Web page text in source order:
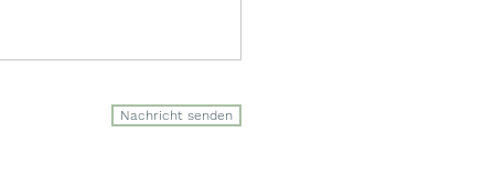
Nachricht senden